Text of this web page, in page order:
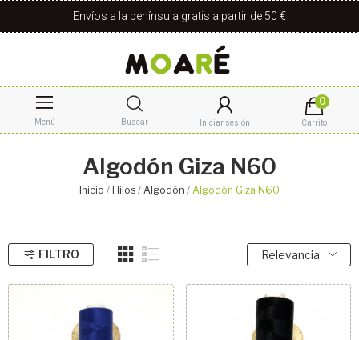
Envíos a la península gratis a partir de 50 €
Menú Buscar Iniciar sesión
0
Carrito
Algodón Giza N60
Inicio Hilos Algodón Algodón Giza N60
FILTRO Relevancia